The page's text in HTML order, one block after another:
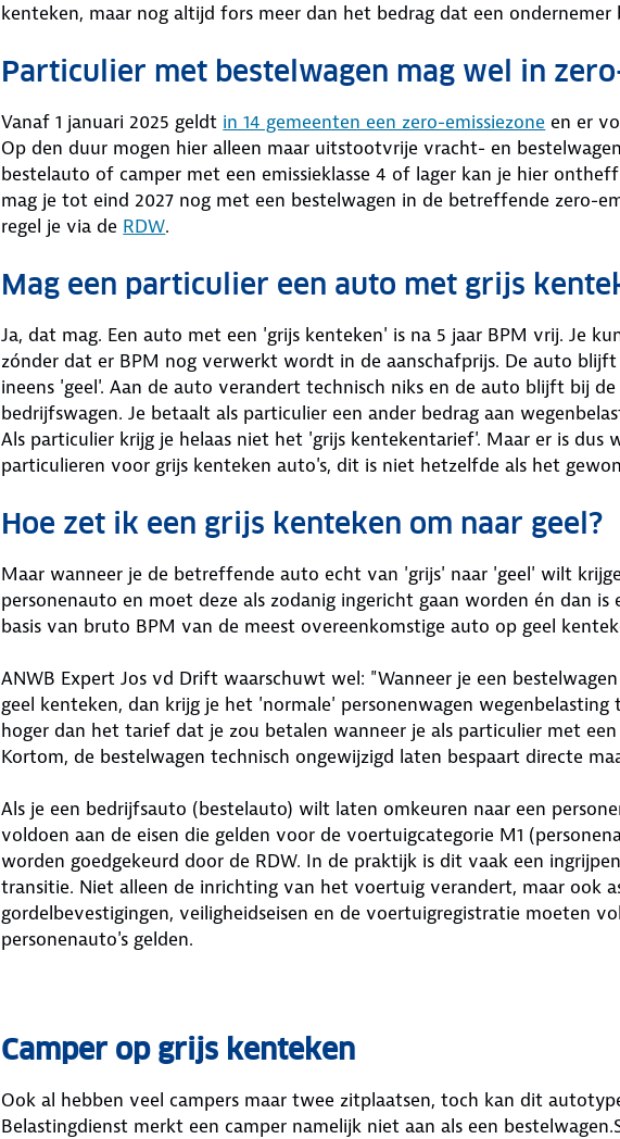
kenteken, maar nog altijd fors meer dan het bedrag dat een ondernemer
Particulier met bestelwagen mag wel in
Vanaf 1 januari 2025 geldt in 14 gemeenten een zero-emissiezone en er
Op den duur mogen hier alleen maar uitstootvrije vracht- en
bestelauto of camper met een emissieklasse 4 of lager kan je hier
mag je tot eind 2027 nog met een bestelwagen in de betreffende zero-
regel je via de RDW.
Mag een particulier een auto met grijs
Ja, dat mag. Een auto met een 'grijs kenteken' is na 5 jaar BPM vrij. Je
zónder dat er BPM nog verwerkt wordt in de aanschafprijs. De auto
ineens 'geel'. Aan de auto verandert technisch niks en de auto blijft bij
bedrijfswagen. Je betaalt als particulier een ander bedrag aan
Als particulier krijg je helaas niet het 'grijs kentekentarief'. Maar er is dus
particulieren voor grijs kenteken auto's, dit is niet hetzelfde als het
Hoe zet ik een grijs kenteken om naar geel?
Maar wanneer je de betreffende auto echt van 'grijs' naar 'geel' wilt
personenauto en moet deze als zodanig ingericht gaan worden én dan
basis van bruto BPM van de meest overeenkomstige auto op geel
ANWB Expert Jos vd Drift waarschuwt wel: "Wanneer je een
geel kenteken, dan krijg je het 'normale' personenwagen
hoger dan het tarief dat je zou betalen wanneer je als particulier met
Kortom, de bestelwagen technisch ongewijzigd laten bespaart directe
Als je een bedrijfsauto (bestelauto) wilt laten omkeuren naar een
voldoen aan de eisen die gelden voor de voertuigcategorie M1
worden goedgekeurd door de RDW. In de praktijk is dit vaak een
transitie. Niet alleen de inrichting van het voertuig verandert, maar ook
gordelbevestigingen, veiligheidseisen en de voertuigregistratie moeten
personenauto's gelden.
Camper op grijs kenteken
Ook al hebben veel campers maar twee zitplaatsen, toch kan dit
Belastingdienst merkt een camper namelijk niet aan als een